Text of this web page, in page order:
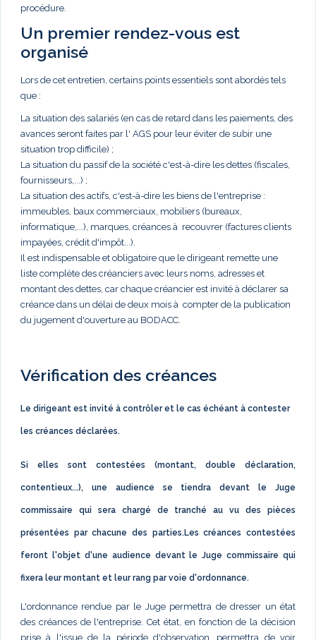
procédure.
Un premier rendez-vous est
organisé
Lors de cet entretien, certains points essentiels sont abordés tels
que :
La situation des salariés (en cas de retard dans les paiements, des
avances seront faites par l' AGS pour leur éviter de subir une
situation trop difficile) ;
La situation du passif de la société c'est-à-dire les dettes (fiscales,
fournisseurs,...) ;
La situation des actifs, c'est-à-dire les biens de l'entreprise :
immeubles, baux commerciaux, mobiliers (bureaux,
informatique,...), marques, créances à recouvrer (factures clients
impayées, crédit d'impôt...).
Il est indispensable et obligatoire que le dirigeant remette une
liste complète des créanciers avec leurs noms, adresses et
montant des dettes, car chaque créancier est invité à déclarer sa
créance dans un délai de deux mois à compter de la publication
du jugement d'ouverture au BODACC.
Vérification des créances
Le dirigeant est invité à contrôler et le cas échéant à contester
les créances déclarées.
Si elles sont contestées (montant, double déclaration,
contentieux...), une audience se tiendra devant le Juge
commissaire qui sera chargé de tranché au vu des pièces
présentées par chacune des parties.Les créances contestées
feront l'objet d'une audience devant le Juge commissaire qui
fixera leur montant et leur rang par voie d'ordonnance.
L'ordonnance rendue par le Juge permettra de dresser un état
des créances de l'entreprise. Cet état, en fonction de la décision
prise à l'issue de la période d'observation, permettra de voir